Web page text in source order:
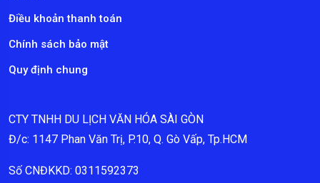
Điều khoản thanh toán
Chính sách bảo mật
Quy định chung
CTY TNHH DU LỊCH VĂN HÓA SÀI GÒN
Đ/c: 1147 Phan Văn Trị, P.10, Q. Gò Vấp, Tp.HCM
Số CNĐKKD: 0311592373